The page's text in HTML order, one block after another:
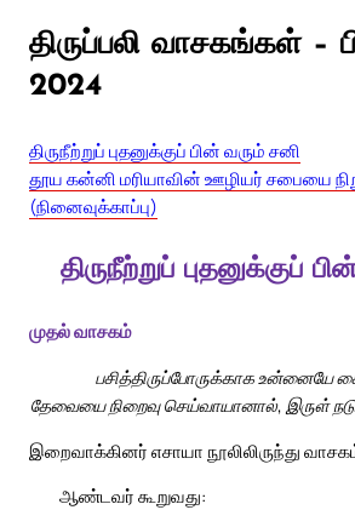
திருப்பலி வாசகங்கள் –
2024
திருநீற்றுப் புதனுக்குப் பின் வரும் சனி
தூய கன்னி மரியாவின் ஊழியர் சபையை
(நினைவுக்காப்பு)
திருநீற்றுப் புதனுக்குப்
முதல் வாசகம்
பசித்திருப்போருக்காக உன்னையே
தேவையை நிறைவு செய்வாயானால், இருள்
இறைவாக்கினர் எசாயா நூலிலிருந்து
ஆண்டவர் கூறுவது: